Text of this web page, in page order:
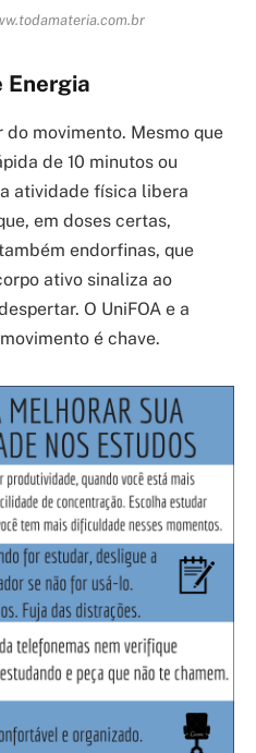
Energia
do movimento. Mesmo que
de 10 minutos ou
atividade física libera
em doses certas,
endorfinas, que
ativo sinaliza ao
O UniFOA e a
é chave.